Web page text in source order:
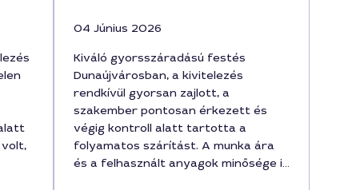
04 Június 2026
Kiváló gyorsszáradású festés
Dunaújvárosban, a kivitelezés
rendkívül gyorsan zajlott, a
szakember pontosan érkezett és
végig kontroll alatt tartotta a
folyamatos szárítást. A munka ára
és a felhasznált anyagok minősége is